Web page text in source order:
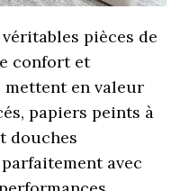
pièces de
confort et
en valeur
papiers peints à
douches
avec